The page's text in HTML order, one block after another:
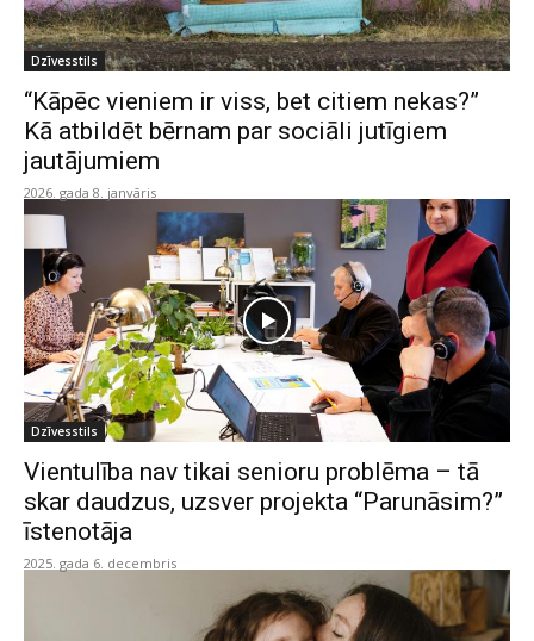
Dzīvesstils
“Kāpēc vieniem ir viss, bet citiem nekas?”
Kā atbildēt bērnam par sociāli jutīgiem
jautājumiem
2026. gada 8. janvāris
Dzīvesstils
Vientulība nav tikai senioru problēma – tā
skar daudzus, uzsver projekta “Parunāsim?”
īstenotāja
2025. gada 6. decembris